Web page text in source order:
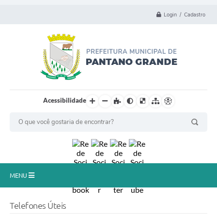
Login / Cadastro
Acessibilidade
MENU
Telefones Úteis